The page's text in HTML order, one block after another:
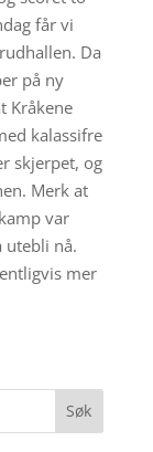
får vi
Da
på ny
Kråkene
kalassifre
skjerpet, og
Merk at
var
utebli nå.
mer